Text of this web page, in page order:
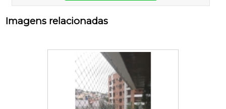
Imagens relacionadas